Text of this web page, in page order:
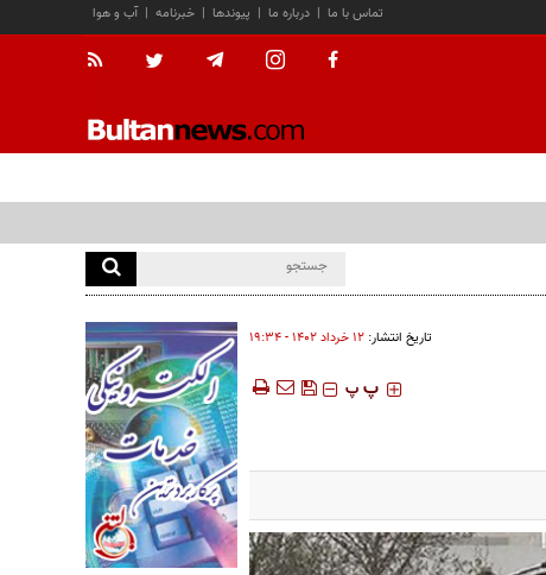
آب و هوا | خبرنامه | پیوندها | درباره ما | تماس با ما
تاریخ انتشار: ۱۲ خرداد ۱۴۰۲ - ۱۹:۳۴
‍‍‍ پ پ